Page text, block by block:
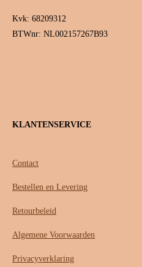
Kvk: 68209312
BTWnr: NL002157267B93
KLANTENSERVICE
Contact
Bestellen en Levering
Retourbeleid
Algemene Voorwaarden
Privacyverklaring